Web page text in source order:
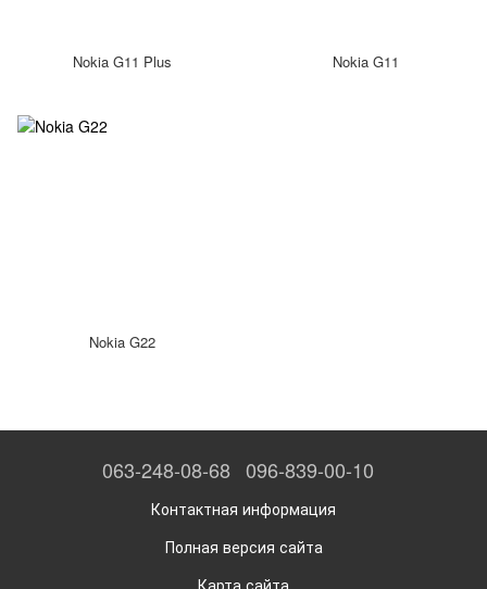
Nokia G11 Plus Nokia G11
Nokia G22
063-248-08-68 096-839-00-10
Контактная информация
Полная версия сайта
Карта сайта